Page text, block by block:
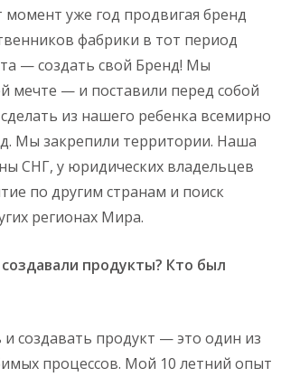
момент уже год продвигая бренд
фабрики в тот период
— создать свой Бренд! Мы
мечте — и поставили перед собой
из нашего ребенка всемирно
Мы закрепили территории. Наша
СНГ, у юридических владельцев
по другим странам и поиск
регионах Мира.
продукты? Кто был
создавать продукт — это один из
процессов. Мой 10 летний опыт